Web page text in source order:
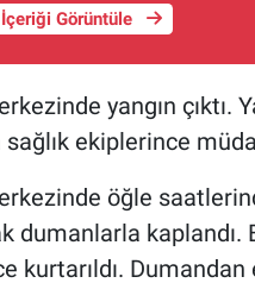
İçeriği Görüntüle
yangın çıktı.
ekiplerince
öğle
dumanlarla kaplandı.
kurtarıldı.